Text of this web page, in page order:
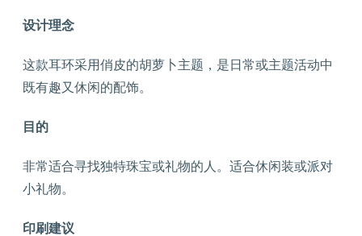
设计理念
这款耳环采用俏皮的胡萝卜主题，是日常或主题活动中
既有趣又休闲的配饰。
目的
非常适合寻找独特珠宝或礼物的人。适合休闲装或派对
小礼物。
印刷建议